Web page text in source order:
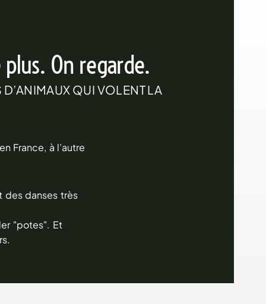
On regarde.
QUI VOLENT LA
France, à l’autre
des danses très
"potes". Et